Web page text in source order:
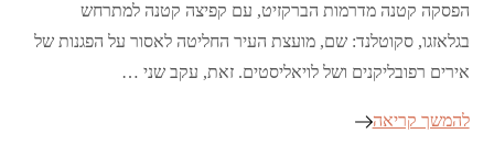
הפסקה קטנה מדרמות הברקזיט, עם קפיצה קטנה למתרחש
בגלאזגו, סקוטלנד: שם, מועצת העיר החליטה לאסור על הפגנות של
אירים רפובליקנים ושל לויאליסטים. זאת, עקב שני …
להמשך קריאה